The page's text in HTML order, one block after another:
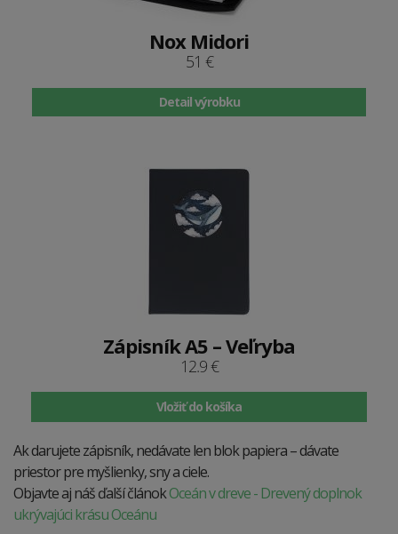
Nox Midori
51 €
Detail výrobku
Zápisník A5 – Veľryba
12.9 €
Vložiť do košíka
Ak darujete zápisník, nedávate len blok papiera – dávate
priestor pre myšlienky, sny a ciele.
Objavte aj náš ďalší článokOceán v dreve - Drevený doplnok
ukrývajúci krásu Oceánu